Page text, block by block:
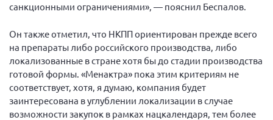
санкционными ограничениями», — пояснил Беспалов.
Он также отметил, что НКПП ориентирован прежде всего
на препараты либо российского производства, либо
локализованные в стране хотя бы до стадии производства
готовой формы. «Менактра» пока этим критериям не
соответствует, хотя, я думаю, компания будет
заинтересована в углублении локализации в случае
возможности закупок в рамках нацкалендаря, тем более